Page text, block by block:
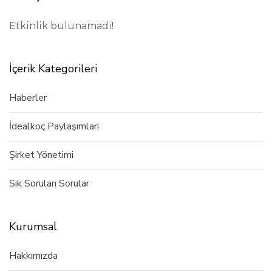
Etkinlik bulunamadı!
İçerik Kategorileri
Haberler
İdealkoç Paylaşımları
Şirket Yönetimi
Sık Sorulan Sorular
Kurumsal
Hakkımızda